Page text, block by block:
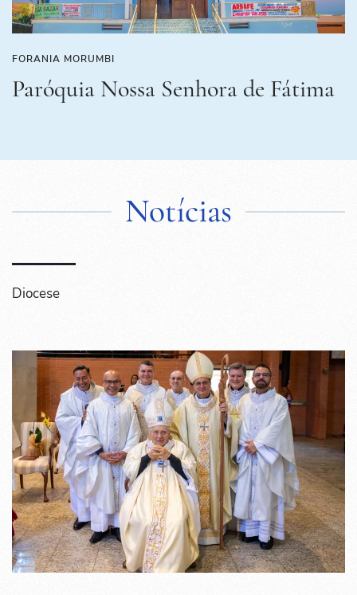
FORANIA MORUMBI
Paróquia Nossa Senhora de Fátima
Notícias
Diocese